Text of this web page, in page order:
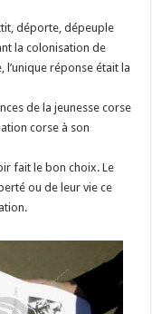
déporte, dépeuple
la colonisation de
réponse était la
de la jeunesse corse
corse à son
fait le bon choix. Le
ou de leur vie ce